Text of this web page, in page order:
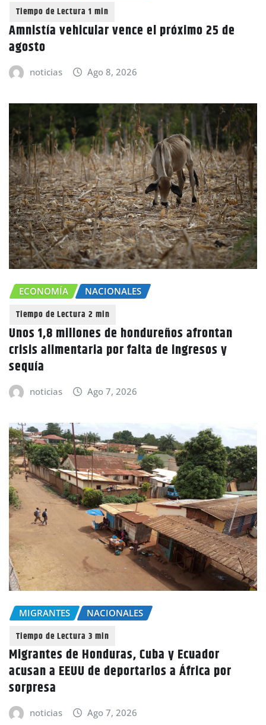
Amnistía vehicular vence el próximo 25 de
agosto
noticias Ago 8, 2026
ECONOMÍA NACIONALES
Unos 1,8 millones de hondureños afrontan
crisis alimentaria por falta de ingresos y
sequía
noticias Ago 7, 2026
MIGRANTES NACIONALES
Migrantes de Honduras, Cuba y Ecuador
acusan a EEUU de deportarlos a África por
sorpresa
noticias Ago 7, 2026